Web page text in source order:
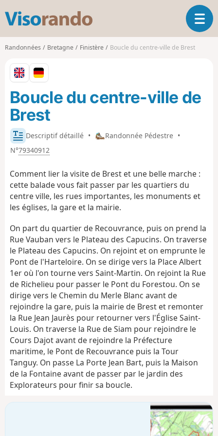
s
o
o
O
u
a
n
i
n
Randonnées Bretagne Finistère Boucle du centre-ville de Brest
Descriptif détaillé • Randonnée Pédestre •
N°79340912
Boucle du centre-ville de
Brest
Comment lier la visite de Brest et une belle marche :
cette balade vous fait passer par les quartiers du
centre ville, les rues importantes, les monuments et
les églises, la gare et la mairie.
On part du quartier de Recouvrance, puis on prend la
Rue Vauban vers le Plateau des Capucins. On traverse
le Plateau des Capucins. On rejoint et on emprunte le
Pont de l'Harteloire. On se dirige vers la Place Albert
1er où l'on tourne vers Saint-Martin. On rejoint la Rue
de Richelieu pour passer le Pont du Forestou. On se
dirige vers le Chemin du Merle Blanc avant de
rejoindre la gare, puis la mairie de Brest et remonter
la Rue Jean Jaurès pour retourner vers l'Église Saint-
Louis. On traverse la Rue de Siam pour rejoindre le
Cours Dajot avant de rejoindre la Préfecture
maritime, le Pont de Recouvrance puis la Tour
Tanguy. On passe La Porte Jean Bart, puis la Maison
de la Fontaine avant de passer par le jardin des
Explorateurs pour finir sa boucle.